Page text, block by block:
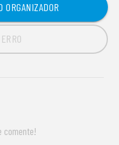
ORGANIZADOR
comente!